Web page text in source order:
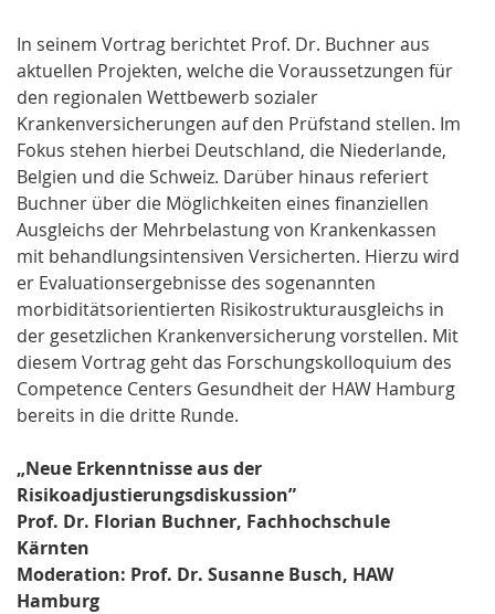
In seinem Vortrag berichtet Prof. Dr. Buchner aus
aktuellen Projekten, welche die Voraussetzungen für
den regionalen Wettbewerb sozialer
Krankenversicherungen auf den Prüfstand stellen. Im
Fokus stehen hierbei Deutschland, die Niederlande,
Belgien und die Schweiz. Darüber hinaus referiert
Buchner über die Möglichkeiten eines finanziellen
Ausgleichs der Mehrbelastung von Krankenkassen
mit behandlungs­intensiven Versicherten. Hierzu wird
er Evaluationsergebnisse des sogenannten
morbiditätsorientierten Risikostrukturausgleichs in
der gesetzlichen Krankenversicherung vorstellen. Mit
diesem Vortrag geht das Forschungskollo­quium des
Competence Centers Gesundheit der HAW Hamburg
bereits in die dritte Runde.
„Neue Erkenntnisse aus der
Risikoadjustierungsdiskussion”
Prof. Dr. Florian Buchner, Fachhochschule
Kärnten
Moderation: Prof. Dr. Susanne Busch, HAW
Hamburg